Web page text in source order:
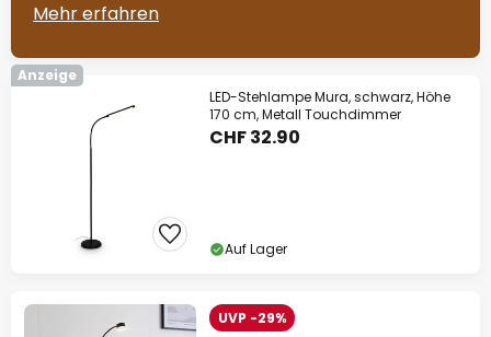
Mehr erfahren
Anzeige
LED-Stehlampe Mura, schwarz, Höhe
170 cm, Metall Touchdimmer
CHF 32.90
Auf Lager
UVP -29%